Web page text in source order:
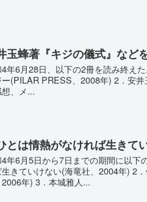
玉蜂著『キジの儀式』など
年6月28日、以下の2冊を読み終え
ー(PILAR PRESS、2008年) 2．安
想、メ...
とは情熱がなければ生き
年6月5日から7日までの期間に以下
きていけない(海竜社、2004年) 2
年) 3．本城雅人...